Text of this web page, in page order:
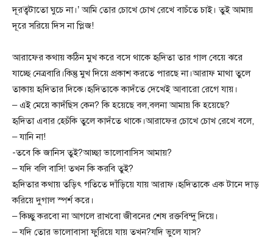
দূরত্বটাতো ঘুচে না।’ আমি তোর চোখে চোখ রেখে বাচঁতে চাই। তুই আমায়
দূরে সরিয়ে দিস না প্লিজ!
আরাফের কথায় কঠিন মুখ করে বসে থাকে হৃদিতা তার গাল বেয়ে ঝরে
যাচ্ছে নেত্রবারি।কিন্তু মুখ দিয়ে প্রকাশ করতে পারছে না।আরাফ মাথা তুলে
তাকায় হৃদিতার দিকে।হৃদিতাকে কাদঁতে দেখেই আবারো রেগে যায়।
– এই মেয়ে কাদঁছিস কেন? কি হয়েছে বল,বলনা আমায় কি হয়েছে?
হৃদিতা এবার হেচঁকি তুলে কাদঁতে থাকে।আরাফের চোখে চোখ রেখে বলে,
– যানি না!
-তবে কি জানিস তুই?আচ্ছা ভালোবাসিস আমায়?
– যদি বলি বাসি! তখন কি করবি তুই?
হৃদিতার কথায় তড়িৎ গতিতে দাঁড়িয়ে যায় আরাফ।হৃদিতাকে এক টানে দাড়
করিয়ে দুগাল স্পর্শ করে।
– কিচ্ছু করবো না আগলে রাখবো জীবনের শেষ রক্তবিন্দু দিয়ে।
– যদি তোর ভালোবাসা ফুরিয়ে যায় তখন?যদি ভুলে যাস?